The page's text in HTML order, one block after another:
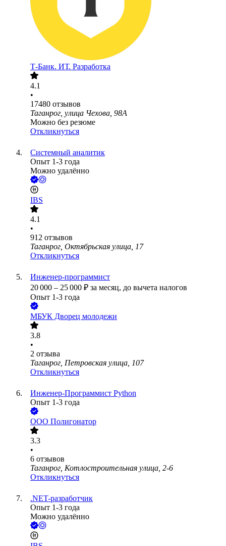
Т-Банк. ИТ. Разработка
4.1
•
17480 отзывов
Таганрог, улица Чехова, 98А
Можно без резюме
Откликнуться
Системный аналитик
Опыт 1-3 года
Можно удалённо
IBS
4.1
•
912 отзывов
Таганрог, Октябрьская улица, 17
Откликнуться
Инженер-программист
20 000 – 25 000 ₽ за месяц, до вычета налогов
Опыт 1-3 года
МБУК Дворец молодежи
3.8
•
2 отзыва
Таганрог, Петровская улица, 107
Откликнуться
Инженер-Программист Python
Опыт 1-3 года
ООО Полигонатор
3.3
•
6 отзывов
Таганрог, Котлостроительная улица, 2-6
Откликнуться
.NET-разработчик
Опыт 1-3 года
Можно удалённо